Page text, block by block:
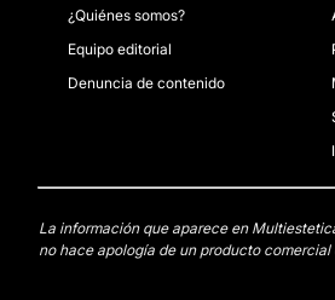
¿Quiénes somos?
Equipo editorial
Denuncia de contenido
La información que aparece en
no hace apología de un producto comercial